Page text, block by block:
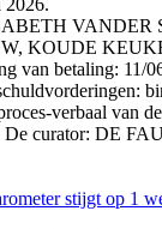
VANDER
KOUDE
van betaling: 11/
verbaal van
De curator: DE
stijgt op 1